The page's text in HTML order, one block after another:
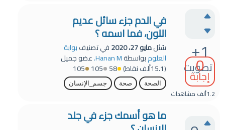
+1
تصويت
0
إجابة
1.2ألف مشاهدات
في الدم جزء سائل عديم
اللون، فما اسمه ؟
سُئلمايو 27، 2020 في تصنيفبوابة
العلومبواسطةHanan M. عضو جميل
(15.1ألف نقاط) 58
105
105
الصحة صحة جسم_الإنسان
ما هو أسمك جزء في جلد